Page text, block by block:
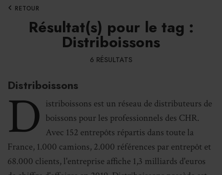
RETOUR
Résultat(s) pour le tag :
Distriboissons
6 RÉSULTATS
Distriboissons
D istriboissons est un réseau de distributeurs de
boissons pour les professionnels des CHR.
Avec 152 entrepôts répartis dans toute la
France, 1.000 camions, 2.000 références par entrepôt et
68.000 clients, l'entreprise affiche 1,3 milliards d'euros